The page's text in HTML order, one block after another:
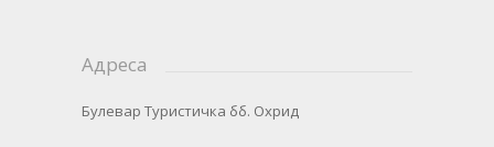
Адреса
Булевар Туристичка бб. Охрид